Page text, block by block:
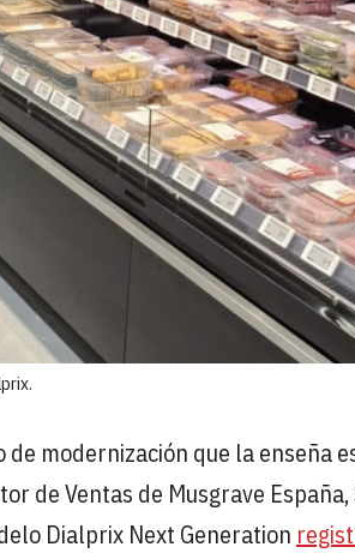
modernización que la enseña
de Ventas de Musgrave
Dialprix Next Generation